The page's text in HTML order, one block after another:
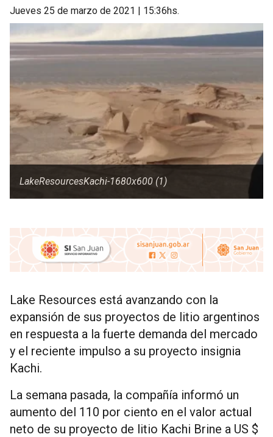
jueves 25 de marzo de 2021 | 15:36hs.
LakeResourcesKachi-1680x600 (1)
Lake Resources está avanzando con la
expansión de sus proyectos de litio argentinos
en respuesta a la fuerte demanda del mercado
y el reciente impulso a su proyecto insignia
Kachi.
La semana pasada, la compañía informó un
aumento del 110 por ciento en el valor actual
neto de su proyecto de litio Kachi Brine a US $